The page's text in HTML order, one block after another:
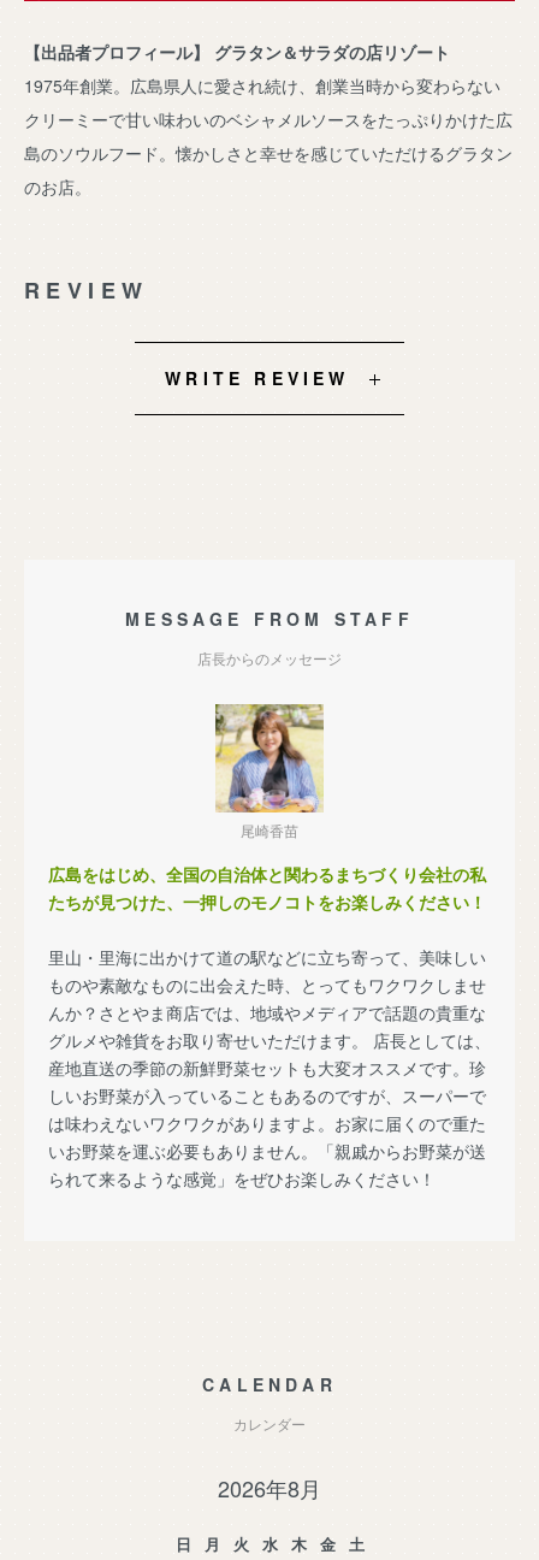
【出品者プロフィール】 グラタン＆サラダの店リゾート
1975年創業。広島県人に愛され続け、創業当時から変わらない
クリーミーで甘い味わいのベシャメルソースをたっぷりかけた広
島のソウルフード。懐かしさと幸せを感じていただけるグラタン
のお店。
REVIEW
WRITE REVIEW
MESSAGE FROM STAFF
店長からのメッセージ
尾崎香苗
広島をはじめ、全国の自治体と関わるまちづくり会社の私
たちが見つけた、一押しのモノコトをお楽しみください！
里山・里海に出かけて道の駅などに立ち寄って、美味しい
ものや素敵なものに出会えた時、とってもワクワクしませ
んか？さとやま商店では、地域やメディアで話題の貴重な
グルメや雑貨をお取り寄せいただけます。 店長としては、
産地直送の季節の新鮮野菜セットも大変オススメです。珍
しいお野菜が入っていることもあるのですが、スーパーで
は味わえないワクワクがありますよ。お家に届くので重た
いお野菜を運ぶ必要もありません。「親戚からお野菜が送
られて来るような感覚」をぜひお楽しみください！
CALENDAR
カレンダー
2026年8月
日 月 火 水 木 金
土